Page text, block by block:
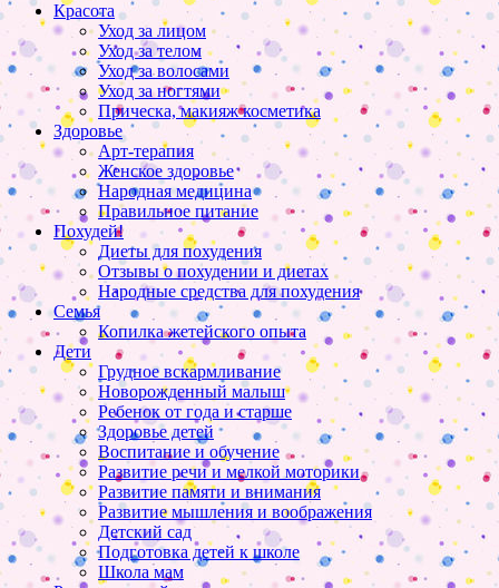
Красота
Уход за лицом
Уход за телом
Уход за волосами
Уход за ногтями
Прическа, макияж косметика
Здоровье
Арт-терапия
Женское здоровье
Народная медицина
Правильное питание
Похудей!
Диеты для похудения
Отзывы о похудении и диетах
Народные средства для похудения
Семья
Копилка жетейского опыта
Дети
Грудное вскармливание
Новорожденный малыш
Ребенок от года и старше
Здоровье детей
Воспитание и обучение
Развитие речи и мелкой моторики
Развитие памяти и внимания
Развитие мышления и воображения
Детский сад
Подготовка детей к школе
Школа мам